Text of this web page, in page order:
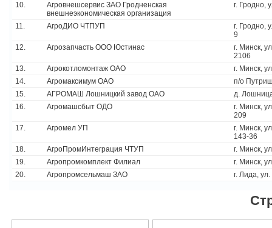
10.
Агровнешсервис ЗАО Гродненская
внешнеэкономическая организация
г. Гродно,
11. АгроДИО ЧТПУП
г. Гродно,
9
12.
Агрозапчасть ООО Юстинас
г. Минск,
2106
13.
Агрокотломонтаж ОАО
г. Минск,
14.
Агромаксимум ОАО
п/о
15.
АГРОМАШ Лошницкий завод ОАО
д.
16.
Агромашсбыт ОДО
г. Минск,
209
17.
Агромел УП
г. Минск,
143-36
18.
АгроПромИнтеграция ЧТУП
г. Минск,
19.
Агропромкомплект Филиал
г. Минск,
20.
Агропромсельмаш ЗАО г. Лида,